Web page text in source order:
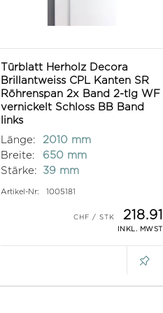
Türblatt Herholz Decora
Brillantweiss CPL Kanten SR
Röhrenspan 2x Band 2-tlg WF
vernickelt Schloss BB Band
links
Länge:
2010 mm
Breite:
650 mm
Stärke:
39 mm
Artikel-Nr: 1005181
218.91
INKL. MWST